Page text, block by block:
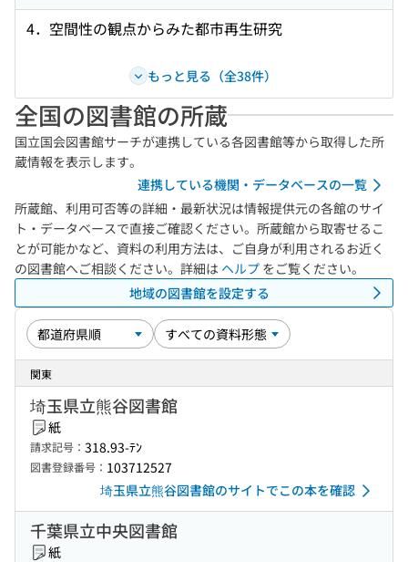
4．空間性の観点からみた都市再生研究
もっと見る（全38件）
全国の図書館の所蔵
国立国会図書館サーチが連携している各図書館等から取得した所
蔵情報を表示します。
連携している機関・データベースの一覧
所蔵館、利用可否等の詳細・最新状況は情報提供元の各館のサイ
ト・データベースで直接ご確認ください。所蔵館から取寄せるこ
とが可能かなど、資料の利用方法は、ご自身が利用されるお近く
の図書館へご相談ください。詳細は ヘルプ をご覧ください。
地域の図書館を設定する
関東
埼玉県立熊谷図書館
紙
請求記号： 318.93-ﾃﾝ
図書登録番号： 103712527
埼玉県立熊谷図書館のサイトでこの本を確認
千葉県立中央図書館
紙